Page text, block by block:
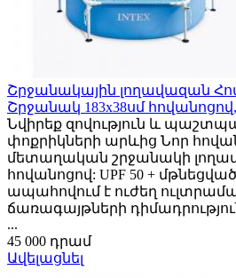
Շրջանակային լողավազան
Շրջանակ 183x38սմ հովանոցով,
Նվիրեք զովություն և
փոքրիկների արևից Նոր
մետաղական շրջանակի
հովանոցով: UPF 50 +
ապահովում է ուժեղ
ճառագայթների
...
45 000 դրամ
Ավելացնել